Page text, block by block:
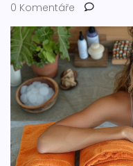
0 Komentáře